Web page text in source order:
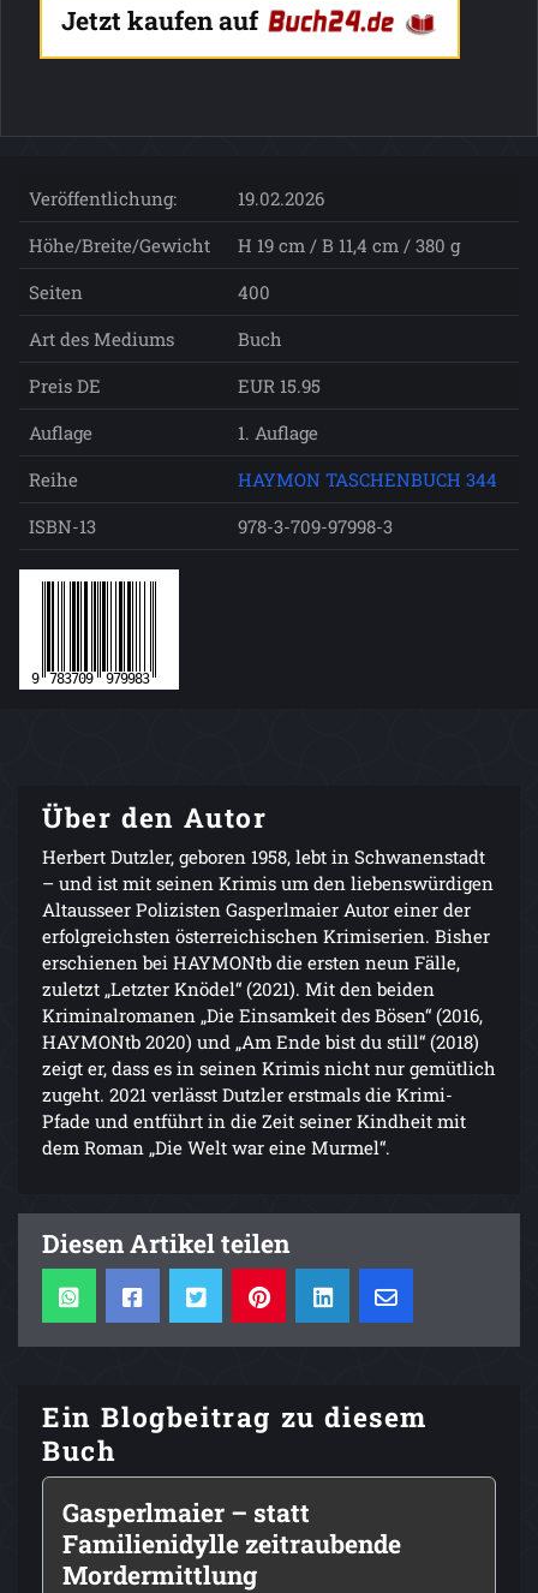
Jetzt kaufen auf
Veröffentlichung:
19.02.2026
Höhe/Breite/Gewicht
H 19 cm / B 11,4 cm / 380 g
Seiten
400
Art des Mediums
Buch
Preis DE
EUR 15.95
Auflage
1. Auflage
Reihe
HAYMON TASCHENBUCH 344
ISBN-13
978-3-709-97998-3
Über den Autor
Herbert Dutzler, geboren 1958, lebt in Schwanenstadt
– und ist mit seinen Krimis um den liebenswürdigen
Altausseer Polizisten Gasperlmaier Autor einer der
erfolgreichsten österreichischen Krimiserien. Bisher
erschienen bei HAYMONtb die ersten neun Fälle,
zuletzt „Letzter Knödel“ (2021). Mit den beiden
Kriminalromanen „Die Einsamkeit des Bösen“ (2016,
HAYMONtb 2020) und „Am Ende bist du still“ (2018)
zeigt er, dass es in seinen Krimis nicht nur gemütlich
zugeht. 2021 verlässt Dutzler erstmals die Krimi-
Pfade und entführt in die Zeit seiner Kindheit mit
dem Roman „Die Welt war eine Murmel“.
Diesen Artikel teilen
Ein Blogbeitrag zu diesem
Buch
Gasperlmaier – statt
Familienidylle zeitraubende
Mordermittlung